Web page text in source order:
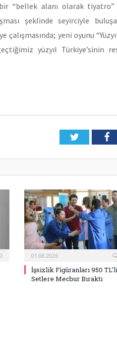
“bellek alanı olarak
şeklinde seyirciyle
çalışmasında; yeni oyunu
yüzyıl Türkiye’sinin
Twitter
0 01.08.2026
İşsizlik Figüranları 950
Setlere Mecbur Bıraktı